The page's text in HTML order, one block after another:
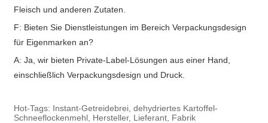
Fleisch und anderen Zutaten.
F: Bieten Sie Dienstleistungen im Bereich Verpackungsdesign
für Eigenmarken an?
A: Ja, wir bieten Private-Label-Lösungen aus einer Hand,
einschließlich Verpackungsdesign und Druck.
Hot-Tags: Instant-Getreidebrei, dehydriertes Kartoffel-
Schneeflockenmehl, Hersteller, Lieferant, Fabrik